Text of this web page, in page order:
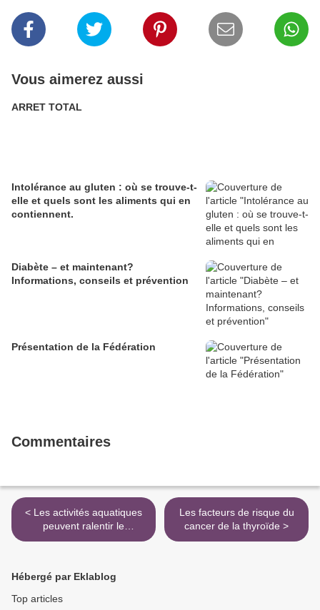
Vous aimerez aussi
ARRET TOTAL
Intolérance au gluten : où se trouve-t-
elle et quels sont les aliments qui en
contiennent.
Diabète – et maintenant?
Informations, conseils et prévention
Présentation de la Fédération
Commentaires
< Les activités aquatiques
peuvent ralentir le
vieillisement
Les facteurs de risque du
cancer de la thyroïde >
Hébergé par Eklablog
Top articles